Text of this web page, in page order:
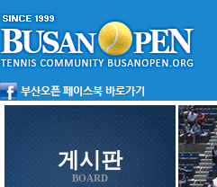
게시판
BOARD